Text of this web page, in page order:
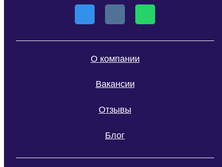
О компании
Вакансии
Отзывы
Блог